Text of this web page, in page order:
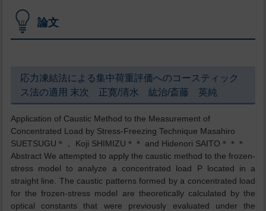
論文
応力凍結法による集中荷重評価へのコースティック
ス法の適用 末次 正寛/清水 紘治/斎藤 英純
Application of Caustic Method to the Measurement of
Concentrated Load by Stress-Freezing Technique Masahiro
SUETSUGU＊， Koji SHIMIZU＊＊ and Hidenori SAITO＊＊＊
Abstract We attempted to apply the caustic method to the frozen-
stress model to analyze a concentrated load P located in a
straight line. The caustic patterns formed by a concentrated load
for the frozen-stress model are theoretically calculated by the
optical constants that were previously evaluated under the